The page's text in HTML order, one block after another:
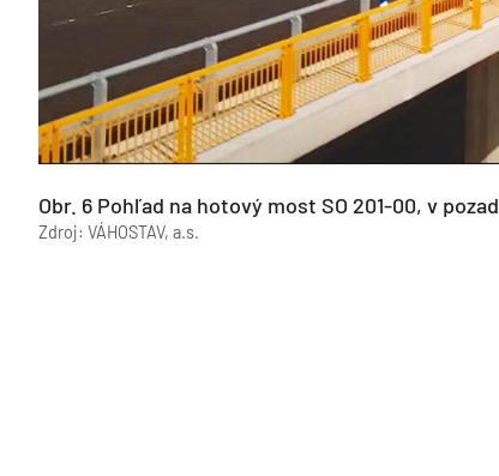
Obr. 6 Pohľad na hotový most SO 201-00, v
Zdroj: VÁHOSTAV, a.s.